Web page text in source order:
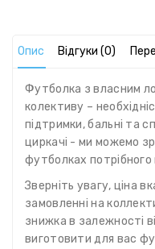
Опис Відгуки (0)
Футболка з власним
колективу –
підтримки, бальні та
циркачі - ми можемо
футболках потрібного
Зверніть увагу, ціна
замовленні на
знижка в залежності
виготовити для вас